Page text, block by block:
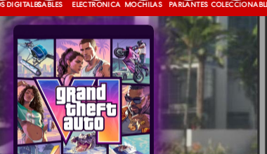
CABLES ELECTRONICA MOCHILAS PARLANTES COLECCIONABLES